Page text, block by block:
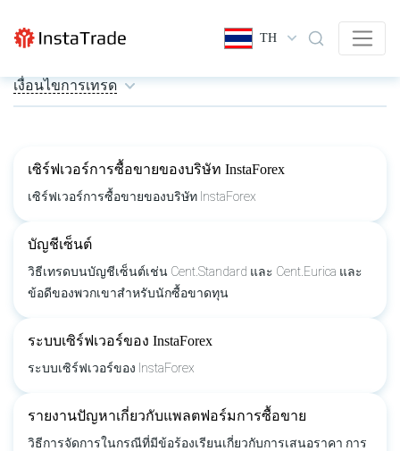
TH
เงื่อนไขการเทรด
เซิร์ฟเวอร์การซื้อขายของบริษัท InstaForex
เซิร์ฟเวอร์การซื้อขายของบริษัท InstaForex
บัญชีเซ็นต์
วิธีเทรดบนบัญชีเซ็นต์เช่น Cent.Standard และ Cent.Eurica และ
ข้อดีของพวกเขาสำหรับนักซื้อขาดทุน
ระบบเซิร์ฟเวอร์ของ InstaForex
ระบบเซิร์ฟเวอร์ของ InstaForex
รายงานปัญหาเกี่ยวกับแพลตฟอร์มการซื้อขาย
วิธีการจัดการในกรณีที่มีข้อร้องเรียนเกี่ยวกับการเสนอราคา การ